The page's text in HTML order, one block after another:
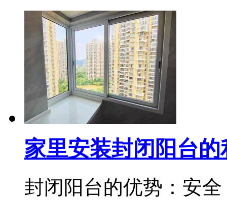
家里安装封闭阳台的
封闭阳台的优势：安